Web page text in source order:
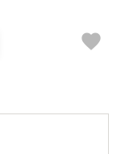
